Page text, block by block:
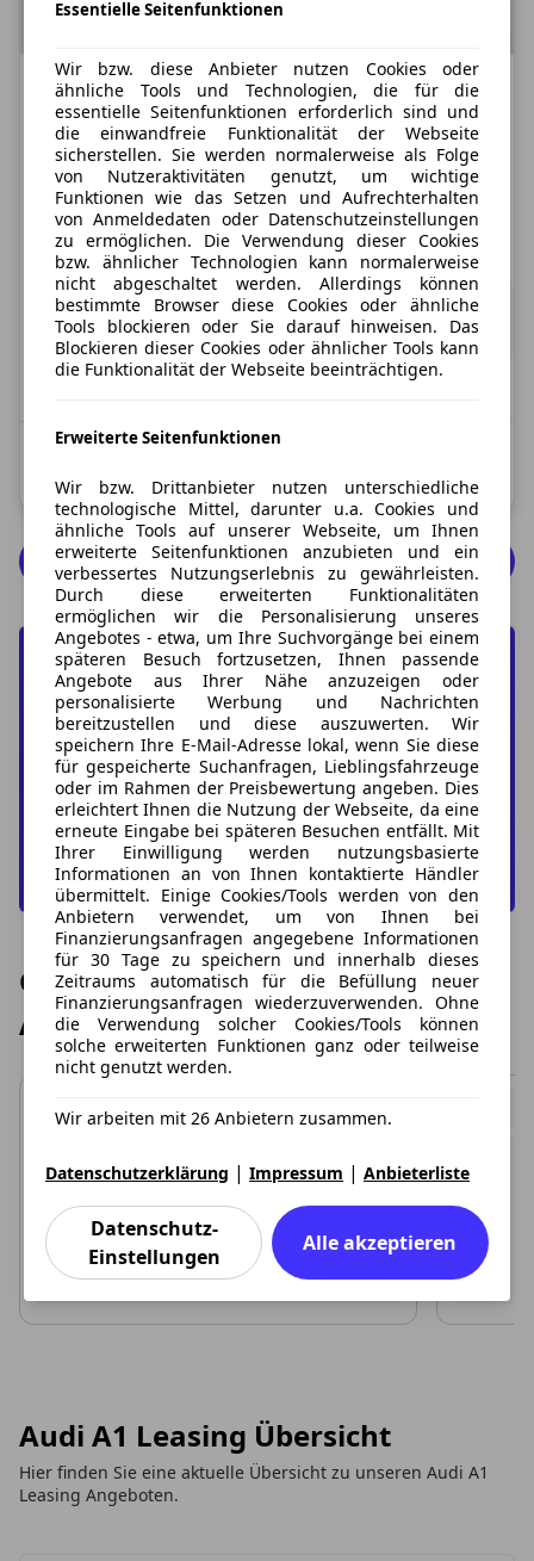
Nur Gewerbekunden
Audi A1
25 TFSI S tronic Sportback
Treibstoff
Benzin
Leistung
95 PS
Zustand
Neu
ab279,65 € 235,00 €exkl. MwSt.
48 Monate|10.000 km / Jahr(anpassbar)
Kombinierte CO2-Emission: 124,0 g/km; CO2-Klasse: D
Audi A1 Angebote
Jetzt Ihren Wunsch-Audi A1
finden
Zur Suche
Günstige Audi A1 Leasing
Angebote
Audi A1 Leasing Übersicht
Hier finden Sie eine aktuelle Übersicht zu unseren Audi A1
Leasing Angeboten.
Essentielle Seitenfunktionen
Wir bzw. diese Anbieter nutzen Cookies oder
ähnliche Tools und Technologien, die für die
essentielle Seitenfunktionen erforderlich sind und
die einwandfreie Funktionalität der Webseite
sicherstellen. Sie werden normalerweise als Folge
von Nutzeraktivitäten genutzt, um wichtige
Funktionen wie das Setzen und Aufrechterhalten
von Anmeldedaten oder Datenschutzeinstellungen
zu ermöglichen. Die Verwendung dieser Cookies
bzw. ähnlicher Technologien kann normalerweise
nicht abgeschaltet werden. Allerdings können
bestimmte Browser diese Cookies oder ähnliche
Tools blockieren oder Sie darauf hinweisen. Das
Blockieren dieser Cookies oder ähnlicher Tools kann
die Funktionalität der Webseite beeinträchtigen.
Erweiterte Seitenfunktionen
Wir bzw. Drittanbieter nutzen unterschiedliche
technologische Mittel, darunter u.a. Cookies und
ähnliche Tools auf unserer Webseite, um Ihnen
erweiterte Seitenfunktionen anzubieten und ein
verbessertes Nutzungserlebnis zu gewährleisten.
Durch diese erweiterten Funktionalitäten
ermöglichen wir die Personalisierung unseres
Angebotes - etwa, um Ihre Suchvorgänge bei einem
späteren Besuch fortzusetzen, Ihnen passende
Angebote aus Ihrer Nähe anzuzeigen oder
personalisierte Werbung und Nachrichten
bereitzustellen und diese auszuwerten. Wir
speichern Ihre E-Mail-Adresse lokal, wenn Sie diese
für gespeicherte Suchanfragen, Lieblingsfahrzeuge
oder im Rahmen der Preisbewertung angeben. Dies
erleichtert Ihnen die Nutzung der Webseite, da eine
erneute Eingabe bei späteren Besuchen entfällt. Mit
Ihrer Einwilligung werden nutzungsbasierte
Informationen an von Ihnen kontaktierte Händler
übermittelt. Einige Cookies/Tools werden von den
Anbietern verwendet, um von Ihnen bei
Finanzierungsanfragen angegebene Informationen
für 30 Tage zu speichern und innerhalb dieses
Zeitraums automatisch für die Befüllung neuer
Finanzierungsanfragen wiederzuverwenden. Ohne
die Verwendung solcher Cookies/Tools können
solche erweiterten Funktionen ganz oder teilweise
nicht genutzt werden.
Wir arbeiten mit 26 Anbietern zusammen.
Datenschutzerklärung | Impressum | Anbieterliste
Datenschutz-
Einstellungen
Alle akzeptieren